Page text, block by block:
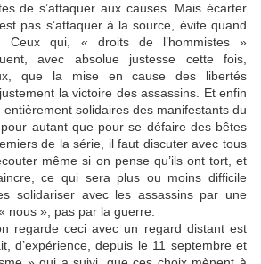
de s’attaquer aux causes. Mais écarter
pas s’attaquer à la source, évite quand
Ceux qui, « droits de l’hommistes »
avec absolue justesse cette fois,
que la mise en cause des libertés
la victoire des assassins. Et enfin
solidaires des manifestants du
autant que pour se défaire des bêtes
de la série, il faut discuter avec tous
même si on pense qu’ils ont tort, et
ce qui sera plus ou moins difficile
solidariser avec les assassins par une
nous », pas par la guerre.
regarde ceci avec un regard distant est
d’expérience, depuis le 11 septembre et